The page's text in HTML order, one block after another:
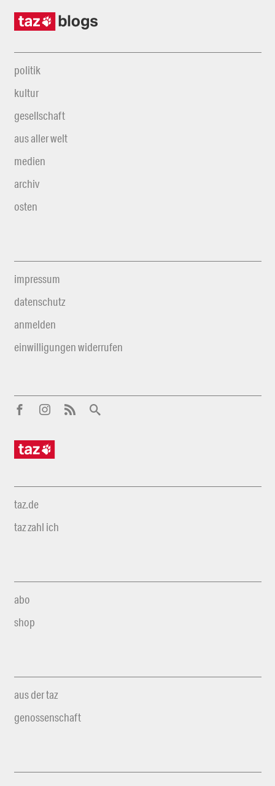
politik
kultur
gesellschaft
aus aller welt
medien
archiv
osten
impressum
datenschutz
anmelden
einwilligungen widerrufen
taz.de
taz zahl ich
abo
shop
aus der taz
genossenschaft